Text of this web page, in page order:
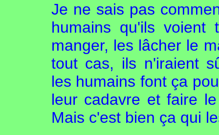
Je ne sais pas
humains qu'ils
manger, les lâcher le
tout cas, ils n'iraient
les humains font ça
leur cadavre et faire
Mais c'est bien ça qui